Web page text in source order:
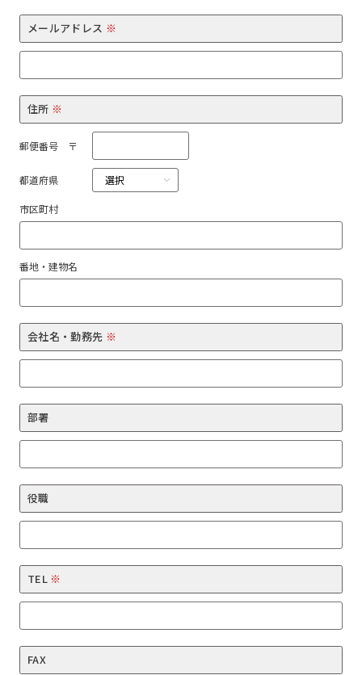
メールアドレス ※
住所 ※
郵便番号 〒
都道府県
市区町村
番地・建物名
会社名・勤務先 ※
部署
役職
TEL ※
FAX